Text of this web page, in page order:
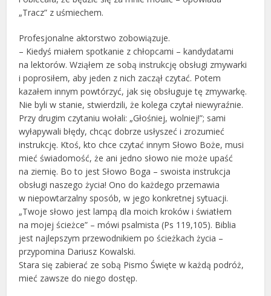
„Tracz” z uśmiechem.
Profesjonalne aktorstwo zobowiązuje.
– Kiedyś miałem spotkanie z chłopcami – kandydatami
na lektorów. Wziąłem ze sobą instrukcję obsługi zmywarki
i poprosiłem, aby jeden z nich zaczął czytać. Potem
kazałem innym powtórzyć, jak się obsługuje tę zmywarkę.
Nie byli w stanie, stwierdzili, że kolega czytał niewyraźnie.
Przy drugim czytaniu wołali: „Głośniej, wolniej!”; sami
wyłapywali błędy, chcąc dobrze usłyszeć i zrozumieć
instrukcję. Ktoś, kto chce czytać innym Słowo Boże, musi
mieć świadomość, że ani jedno słowo nie może upaść
na ziemię. Bo to jest Słowo Boga – swoista instrukcja
obsługi naszego życia! Ono do każdego przemawia
w niepowtarzalny sposób, w jego konkretnej sytuacji.
„Twoje słowo jest lampą dla moich kroków i światłem
na mojej ścieżce” – mówi psalmista (Ps 119,105). Biblia
jest najlepszym przewodnikiem po ścieżkach życia –
przypomina Dariusz Kowalski.
Stara się zabierać ze sobą Pismo Święte w każdą podróż,
mieć zawsze do niego dostęp.